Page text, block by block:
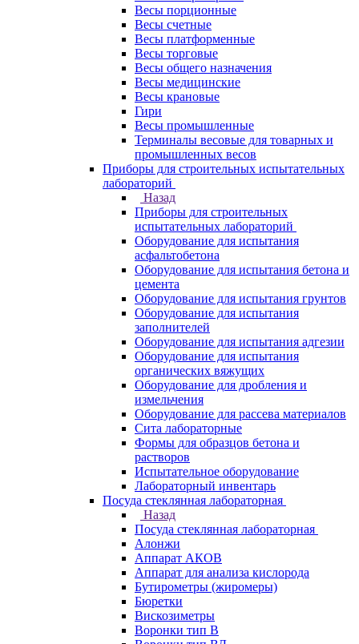
Весы порционные
Весы счетные
Весы платформенные
Весы торговые
Весы общего назначения
Весы медицинские
Весы крановые
Гири
Весы промышленные
Терминалы весовые для товарных и
промышленных весов
Приборы для строительных испытательных
лабораторий
Назад
Приборы для строительных
испытательных лабораторий
Оборудование для испытания
асфальтобетона
Оборудование для испытания бетона и
цемента
Оборудование для испытания грунтов
Оборудование для испытания
заполнителей
Оборудование для испытания адгезии
Оборудование для испытания
органических вяжущих
Оборудование для дробления и
измельчения
Оборудование для рассева материалов
Сита лабораторные
Формы для образцов бетона и
растворов
Испытательное оборудование
Лабораторный инвентарь
Посуда стеклянная лабораторная
Назад
Посуда стеклянная лабораторная
Алонжи
Аппарат АКОВ
Аппарат для анализа кислорода
Бутирометры (жиромеры)
Бюретки
Вискозиметры
Воронки тип В